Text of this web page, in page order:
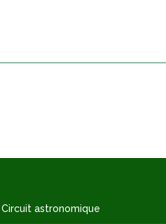
Circuit astronomique